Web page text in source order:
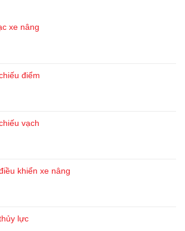
xe nâng
điểm
vạch
khiển xe nâng
lực